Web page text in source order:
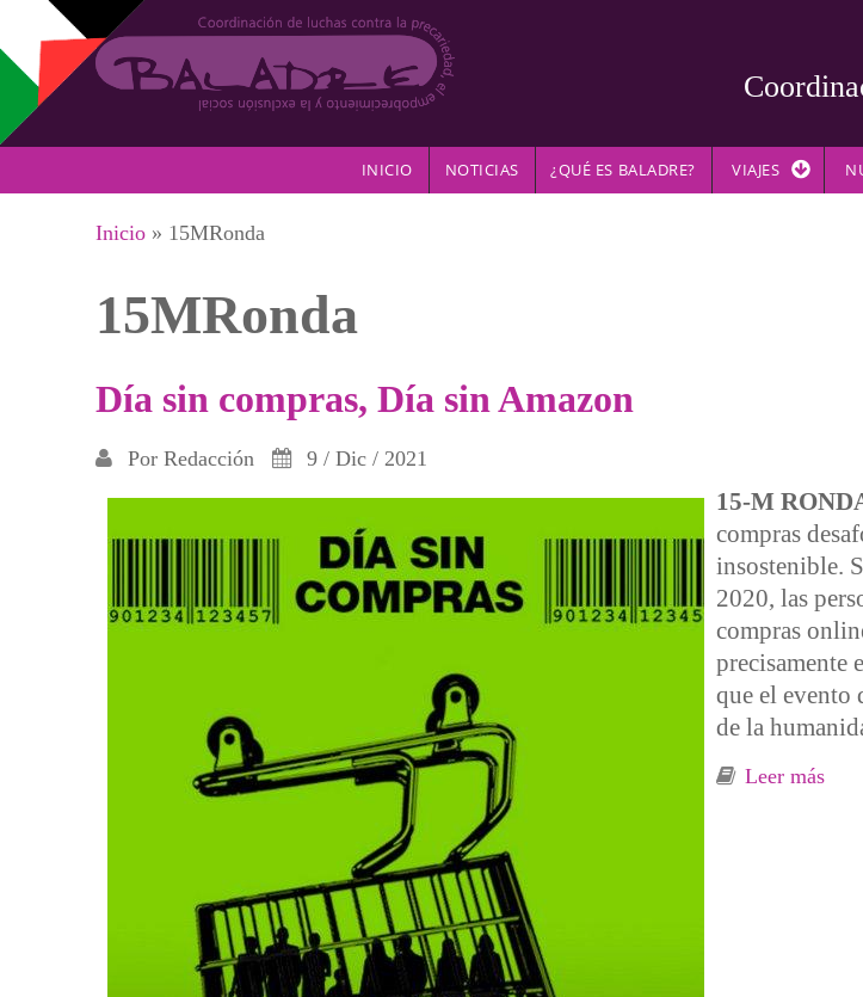
Pasar al contenido principal
INICIO NOTICIAS ¿QUÉ ES BALADRE? VIAJES
Se encuentra usted aquí
Inicio » 15MRonda
15MRonda
Día sin compras, Día sin Amazon
Por Redacción 9 / Dic / 2021
15-M
compras
insostenible.
2020, las
compras
precisamente
que el evento
de la
Leer más